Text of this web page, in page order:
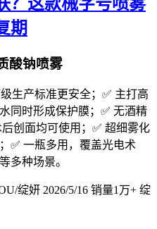
期
酸钠喷雾
生产标准更安全；✅ 主打高
同时形成保护膜；✅ 无酒精
创面均可使用；✅ 超细雾化
✅ 一瓶多用，覆盖光电术
多种场景。
绽妍 2026/5/16 销量1万+ 绽